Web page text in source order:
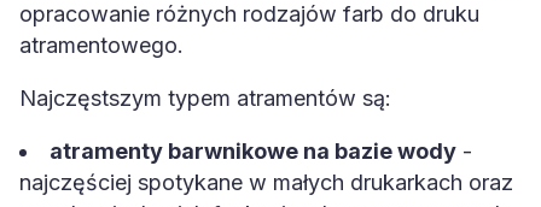
opracowanie różnych rodzajów farb do druku
atramentowego.
Najczęstszym typem atramentów są:
atramenty barwnikowe na bazie wody -
najczęściej spotykane w małych drukarkach oraz